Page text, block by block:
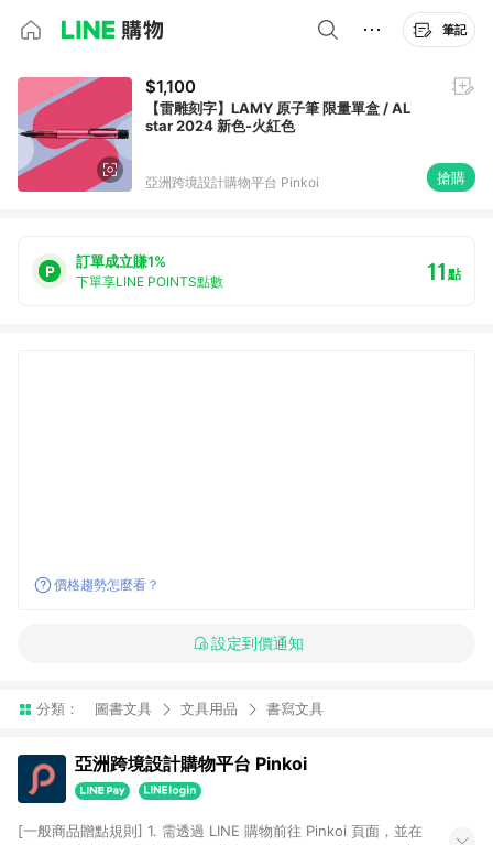
筆記
$1,100
【雷雕刻字】LAMY 原子筆 限量單盒 / AL
star 2024 新色-火紅色
亞洲跨境設計購物平台 Pinkoi 搶購
訂單成立賺1%
下單享LINE POINTS點數 11點
價格趨勢怎麼看？
設定到價通知
分類： 圖書文具 文具用品 書寫文具
亞洲跨境設計購物平台 Pinkoi
[一般商品贈點規則] 1. 需透過 LINE 購物前往 Pinkoi 頁面，並在